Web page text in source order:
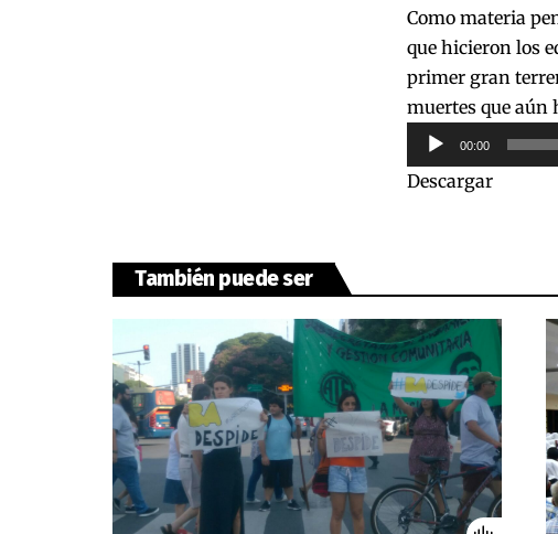
Como materia
que hicieron los
primer gran
muertes que aún
Reproductor
de
audio
00:00
Descargar
También puede ser